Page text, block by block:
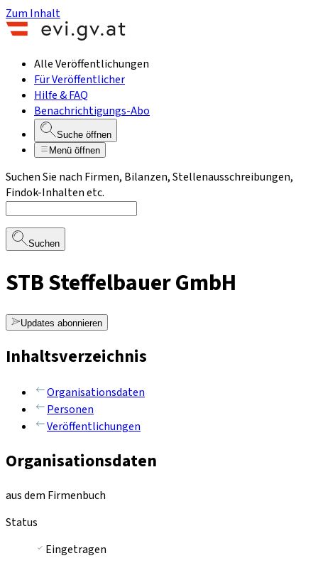
Zum Inhalt
Alle Veröffentlichungen
Für Veröffentlicher
Hilfe & FAQ
Benachrichtigungs-Abo
Suche öffnen
Menü öffnen
Suchen Sie nach Firmen, Bilanzen, Stellenausschreibungen,
Findok-Inhalten etc.
Suchen
STB Steffelbauer GmbH
Updates abonnieren
Inhaltsverzeichnis
Organisationsdaten
Personen
Veröffentlichungen
Organisationsdaten
aus dem Firmenbuch
Status
Eingetragen